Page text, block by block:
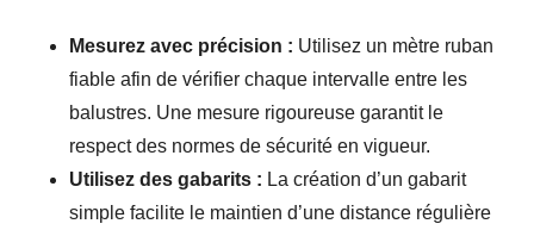
Mesurez avec précision : Utilisez un mètre ruban
fiable afin de vérifier chaque intervalle entre les
balustres. Une mesure rigoureuse garantit le
respect des normes de sécurité en vigueur.
Utilisez des gabarits : La création d’un gabarit
simple facilite le maintien d’une distance régulière